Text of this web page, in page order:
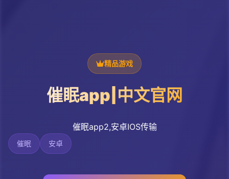
精品游戏
催眠app|中文官网
催眠app2,安卓IOS传输
催眠 安卓